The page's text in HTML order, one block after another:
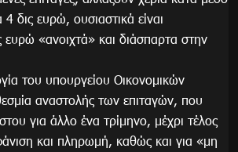
δις ευρώ, ουσιαστικά είναι
ευρώ «ανοιχτά» και διάσπαρτα στην
του υπουργείου Οικονομικών
αναστολής των επιταγών, που
για άλλο ένα τρίμηνο, μέχρι τέλος
και πληρωμή, καθώς και για «μη